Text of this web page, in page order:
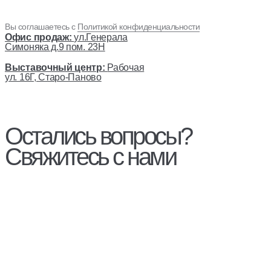
Вы соглашаетесь с Политикой конфиденциальности
Офис продаж:ул.Генерала
Симоняка д.9 пом. 23Н
Выставочный центр: Рабочая
ул. 16Г, Старо-Паново
Остались вопросы?
Свяжитесь с нами